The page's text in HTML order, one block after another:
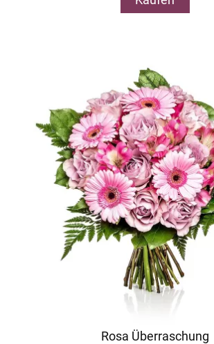
Rosa Überraschung